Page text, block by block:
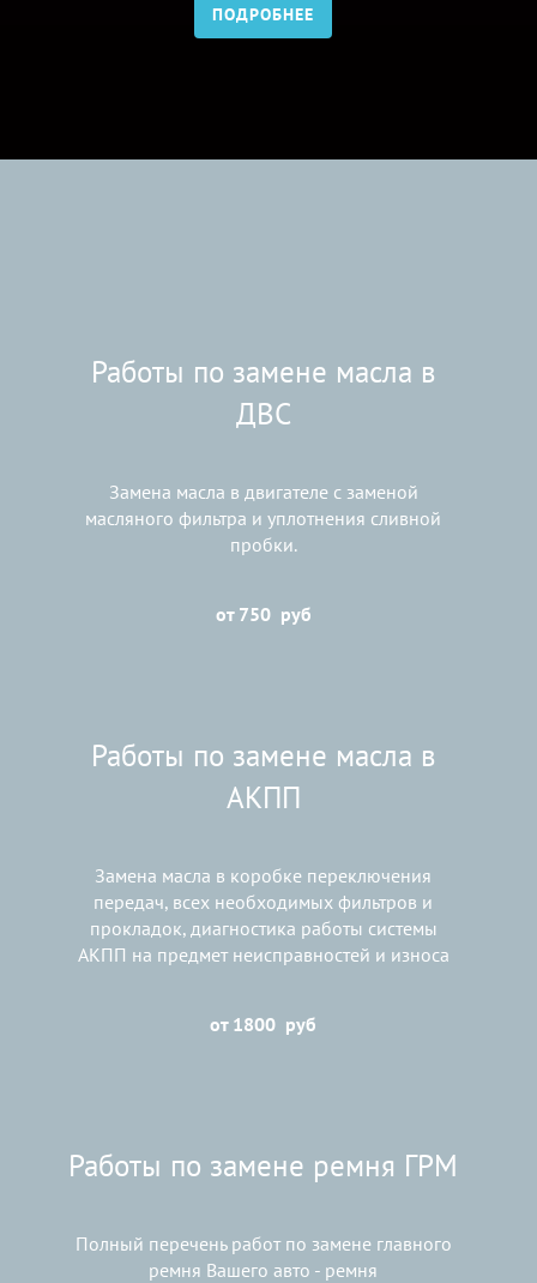
ПОДРОБНЕЕ
Работы по замене масла в
ДВС
Замена масла в двигателе с заменой
масляного фильтра и уплотнения сливной
пробки.
от 750 руб
Работы по замене масла в
АКПП
Замена масла в коробке переключения
передач, всех необходимых фильтров и
прокладок, диагностика работы системы
АКПП на предмет неисправностей и износа
от 1800 руб
Работы по замене ремня ГРМ
Полный перечень работ по замене главного
ремня Вашего авто - ремня